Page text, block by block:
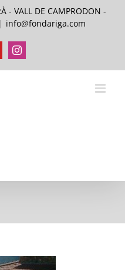
- VALL DE CAMPRODON -
| info@fondariga.com
Instagram